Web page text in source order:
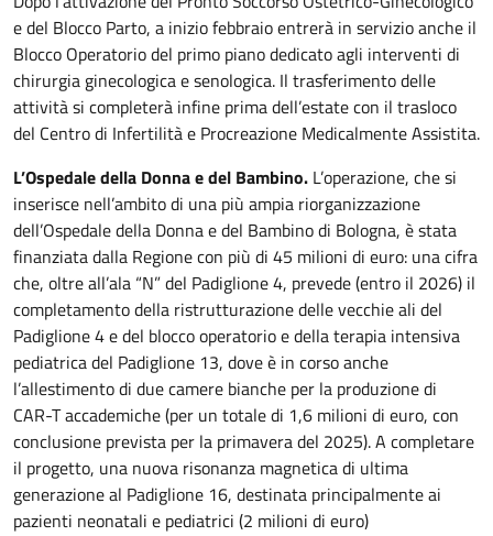
e del Blocco Parto, a inizio febbraio entrerà in servizio anche il
Blocco Operatorio del primo piano dedicato agli interventi di
chirurgia ginecologica e senologica. Il trasferimento delle
attività si completerà infine prima dell’estate con il trasloco
del Centro di Infertilità e Procreazione Medicalmente Assistita.
L’Ospedale della Donna e del Bambino. L’operazione, che si
inserisce nell’ambito di una più ampia riorganizzazione
dell’Ospedale della Donna e del Bambino di Bologna, è stata
finanziata dalla Regione con più di 45 milioni di euro: una cifra
che, oltre all’ala “N” del Padiglione 4, prevede (entro il 2026) il
completamento della ristrutturazione delle vecchie ali del
Padiglione 4 e del blocco operatorio e della terapia intensiva
pediatrica del Padiglione 13, dove è in corso anche
l’allestimento di due camere bianche per la produzione di
CAR-T accademiche (per un totale di 1,6 milioni di euro, con
conclusione prevista per la primavera del 2025). A completare
il progetto, una nuova risonanza magnetica di ultima
generazione al Padiglione 16, destinata principalmente ai
pazienti neonatali e pediatrici (2 milioni di euro)